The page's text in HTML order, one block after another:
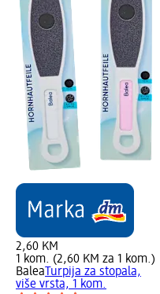
2,60 KM
1 kom. (2,60 KM za 1 kom.)
Balea Turpija za stopala,
više vrsta, 1 kom.